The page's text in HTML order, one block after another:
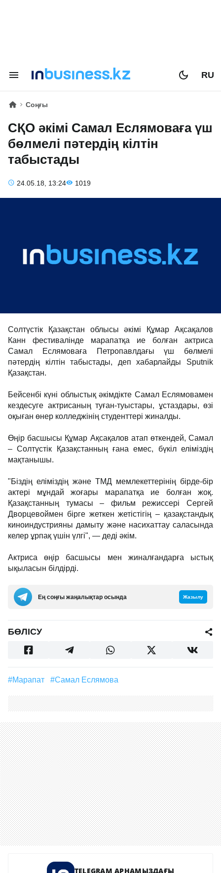
RU
Соңғы
СҚО әкімі Самал Еслямоваға үш
бөлмелі пәтердің кілтін
табыстады
24.05.18, 13:24 1019
Солтүстік Қазақстан облысы әкімі Құмар Ақсақалов
Канн фестивалінде марапатқа ие болған актриса
Самал Еслямоваға Петропавлдағы үш бөлмелі
пәтердің кілтін табыстады, деп хабарлайды Sputnik
Қазақстан.
Бейсенбі күні облыстық әкімдікте Самал Еслямовамен
кездесуге актрисаның туған-туыстары, ұстаздары, өзі
оқыған өнер колледжінің студенттері жиналды.
Өңір басшысы Құмар Ақсақалов атап өткендей, Самал
– Солтүстік Қазақстанның ғана емес, бүкіл еліміздің
мақтанышы.
"Біздің еліміздің және ТМД мемлекеттерінің бірде-бір
актері мұндай жоғары марапатқа ие болған жоқ.
Қазақстанның тумасы – фильм режиссері Сергей
Дворцевоймен бірге жеткен жетістігің – қазақстандық
киноиндустрияны дамыту және насихаттау саласында
келер ұрпақ үшін үлгі", — деді әкім.
Актриса өңір басшысы мен жиналғандарға ыстық
ықыласын білдірді.
Ең соңғы жаңалықтар осында Жазылу
БӨЛІСУ
#марапат #Самал Еслямова